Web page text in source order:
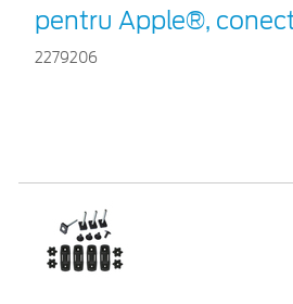
pentru Apple®,
2279206